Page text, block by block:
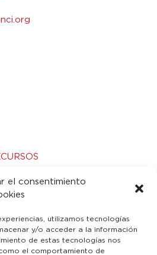
el consentimiento
utilizamos tecnologías
y/o acceder a la información
de estas tecnologías nos
el comportamiento de